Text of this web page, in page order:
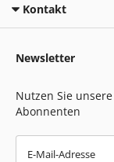
Kontakt
Newsletter
Nutzen Sie
Abonnenten
E-Mail-Adresse